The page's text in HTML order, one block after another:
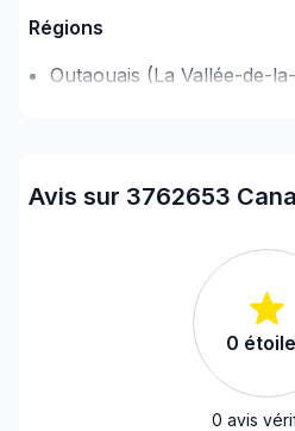
Régions
Outaouais (La Vallée-de-
Avis sur 3762653
0
0 avis